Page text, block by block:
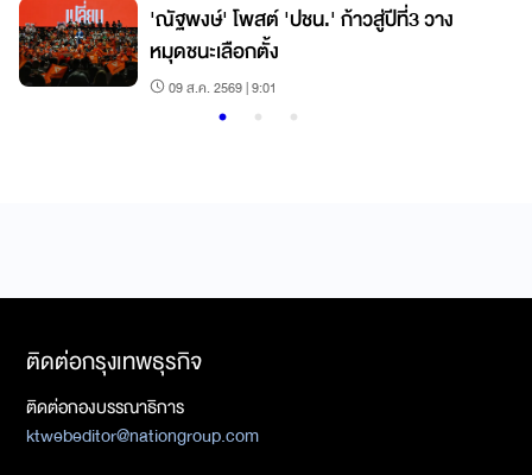
'ณัฐพงษ์' โพสต์ 'ปชน.' ก้าวสู่ปีที่3 วาง
หมุดชนะเลือกตั้ง
09 ส.ค. 2569 | 9:01
ติดต่อกรุงเทพธุรกิจ
ติดต่อกองบรรณาธิการ
ktwebeditor@nationgroup.com